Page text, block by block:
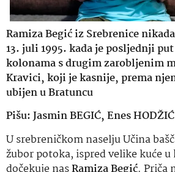
Ramiza Begić iz Srebrenice
13. juli 1995. kada je posljednji
kolonama s drugim zarobljenim
Kravici, koji je kasnije, prema
ubijen u Bratuncu
Pišu: Jasmin BEGIĆ, Enes HODŽIĆ
U srebreničkom naselju Učina
žubor potoka, ispred velike kuće